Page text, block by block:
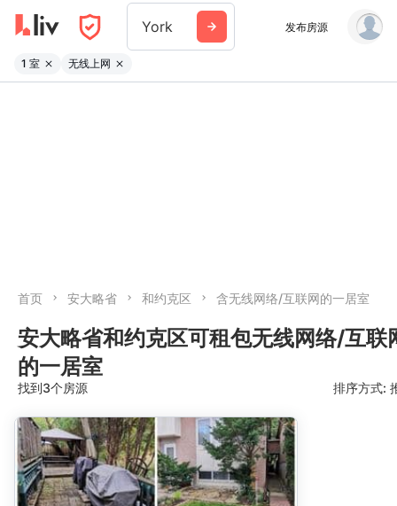
York 发布房源
1 室 无线上网
首页 安大略省 和约克区 含无线网络/互联网的一居室
安大略省和约克区可租包无线网络/互联
的一居室
找到3个房源 排序方式:
推荐
日期: 最新日期在前
日期: 过往日期在前